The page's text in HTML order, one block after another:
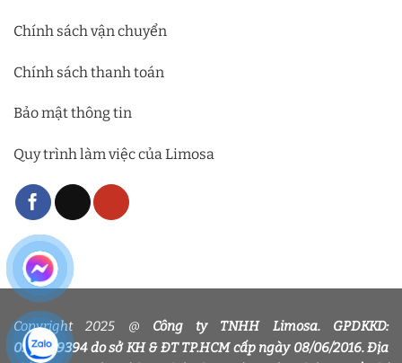
Chính sách vận chuyển
Chính sách thanh toán
Bảo mật thông tin
Quy trình làm việc của Limosa
Copyright 2025 @ Công ty TNHH Limosa. GPDKKD:
0318339394 do sở KH & ĐT TP.HCM cấp ngày 08/06/2016. Địa